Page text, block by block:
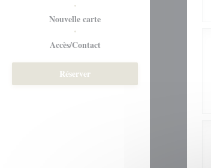
Nouvelle carte((ouvre une nouvelle fenêtre))
Accès/Contact
Réserver